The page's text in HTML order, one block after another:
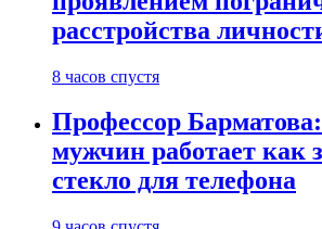
расстройства
8 часов спустя
Профессор
мужчин работает как
стекло для телефона